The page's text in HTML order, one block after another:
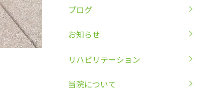
ブログ
お知らせ
リハビリテーション
当院について